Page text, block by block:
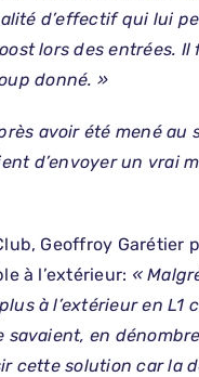
d’effectif qui lui
lors des entrées. Il
donné. »
avoir été mené au
d’envoyer un vrai
Geoffroy Garétier
à l’extérieur: «
à l’extérieur en L1
savaient, en
cette solution car la